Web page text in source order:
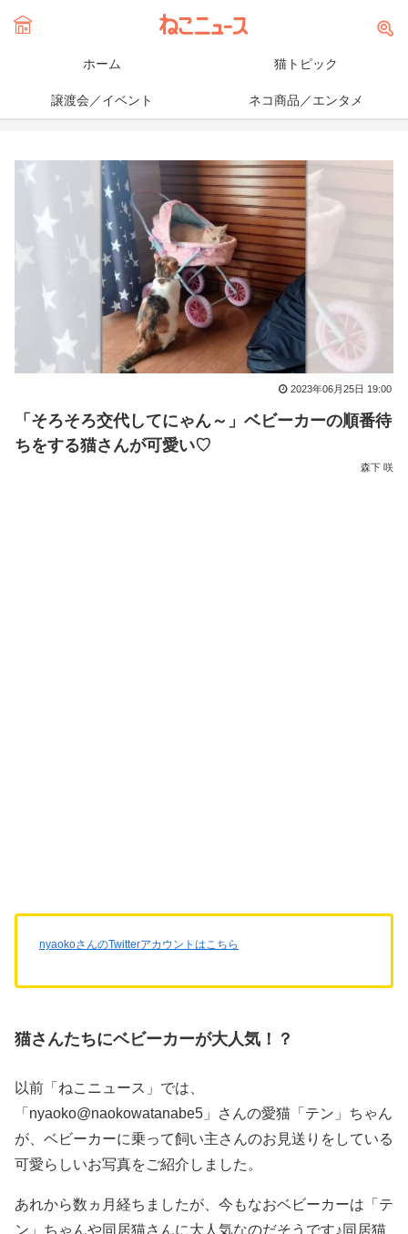
ホーム 猫トピック
譲渡会／イベント ネコ商品／エンタメ
「そろそろ交代してにゃん～」ベビーカーの順番待
ちをする猫さんが可愛い♡
2023年06月25日 19:00
森下 咲
nyaokoさんのTwitterアカウントはこちら
猫さんたちにベビーカーが大人気！？
以前「ねこニュース」では、
「nyaoko@naokowatanabe5」さんの愛猫「テン」ちゃん
が、ベビーカーに乗って飼い主さんのお見送りをしている
可愛らしいお写真をご紹介しました。
あれから数ヵ月経ちましたが、今もなおベビーカーは「テ
ン」ちゃんや同居猫さんに大人気なのだそうです♪同居猫